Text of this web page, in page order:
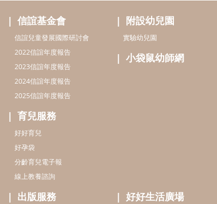
信誼基金會
信誼兒童發展國際研討會
2022信誼年度報告
2023信誼年度報告
2024信誼年度報告
2025信誼年度報告
育兒服務
好好育兒
好孕袋
分齡育兒電子報
線上教養諮詢
附設幼兒園
實驗幼兒園
小袋鼠幼師網
出版服務 好好生活廣場